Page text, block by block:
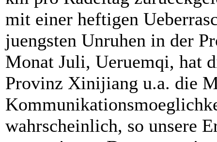
mit einer heftigen
juengsten Unruhen in der
Monat Juli, Ueruemqi, hat
Provinz Xinijiang u.a. die
wahrscheinlich, so unsere